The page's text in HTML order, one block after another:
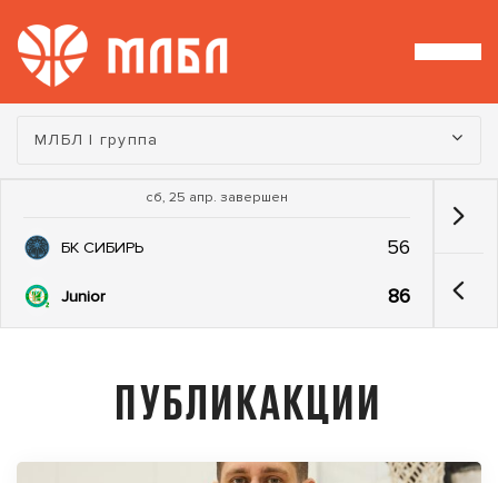
Турнир:
МЛБЛ I группа
сб, 25 апр. завершен
БК СИБИРЬ 56
Junior 86
ПУБЛИКАКЦИИ